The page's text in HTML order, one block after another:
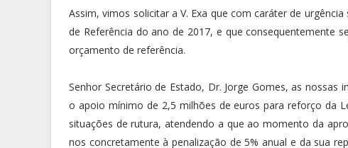
Assim, vimos solicitar a V. Exa que com caráter de
de Referência do ano de 2017, e que consequentemente
orçamento de referência.
Senhor Secretário de Estado, Dr. Jorge Gomes, as
o apoio mínimo de 2,5 milhões de euros para reforço da
situações de rutura, atendendo a que ao momento da
nos concretamente à penalização de 5% anual e da sua